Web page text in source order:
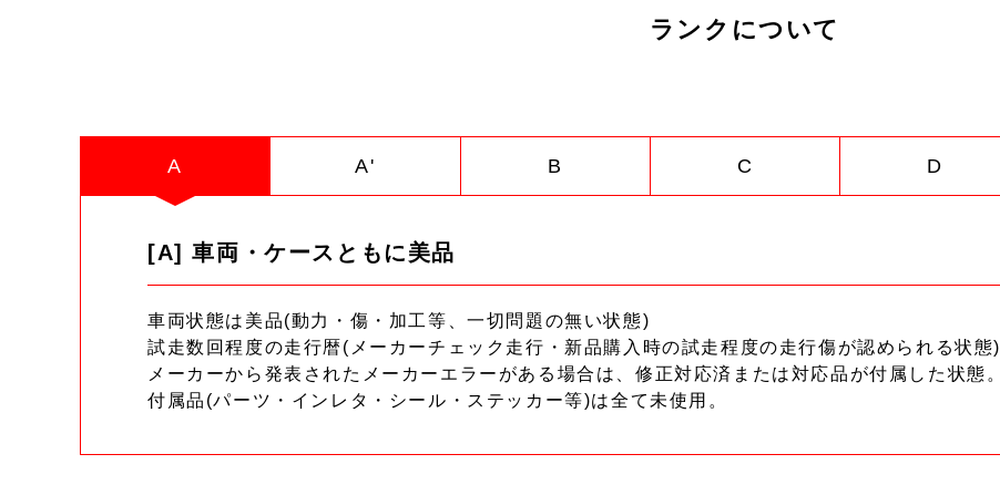
ランクについて
A A' B C D
[A] 車両・ケースともに美品
車両状態は美品(動力・傷・加工等、一切問題の無い状態)
試走数回程度の走行暦(メーカーチェック走行・新品購入時の試走程度の走行傷が認められる状態)
メーカーから発表されたメーカーエラーがある場合は、修正対応済または対応品が付属した状態。
付属品(パーツ・インレタ・シール・ステッカー等)は全て未使用。